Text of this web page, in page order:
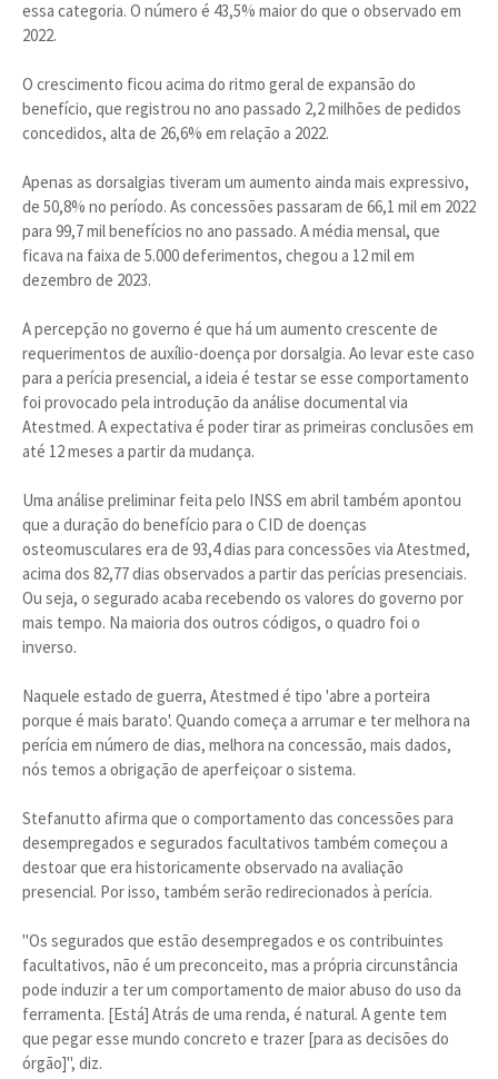
essa categoria. O número é 43,5% maior do que o observado em
2022.
O crescimento ficou acima do ritmo geral de expansão do
benefício, que registrou no ano passado 2,2 milhões de pedidos
concedidos, alta de 26,6% em relação a 2022.
Apenas as dorsalgias tiveram um aumento ainda mais expressivo,
de 50,8% no período. As concessões passaram de 66,1 mil em 2022
para 99,7 mil benefícios no ano passado. A média mensal, que
ficava na faixa de 5.000 deferimentos, chegou a 12 mil em
dezembro de 2023.
A percepção no governo é que há um aumento crescente de
requerimentos de auxílio-doença por dorsalgia. Ao levar este caso
para a perícia presencial, a ideia é testar se esse comportamento
foi provocado pela introdução da análise documental via
Atestmed. A expectativa é poder tirar as primeiras conclusões em
até 12 meses a partir da mudança.
Uma análise preliminar feita pelo INSS em abril também apontou
que a duração do benefício para o CID de doenças
osteomusculares era de 93,4 dias para concessões via Atestmed,
acima dos 82,77 dias observados a partir das perícias presenciais.
Ou seja, o segurado acaba recebendo os valores do governo por
mais tempo. Na maioria dos outros códigos, o quadro foi o
inverso.
Naquele estado de guerra, Atestmed é tipo 'abre a porteira
porque é mais barato'. Quando começa a arrumar e ter melhora na
perícia em número de dias, melhora na concessão, mais dados,
nós temos a obrigação de aperfeiçoar o sistema.
Stefanutto afirma que o comportamento das concessões para
desempregados e segurados facultativos também começou a
destoar que era historicamente observado na avaliação
presencial. Por isso, também serão redirecionados à perícia.
"Os segurados que estão desempregados e os contribuintes
facultativos, não é um preconceito, mas a própria circunstância
pode induzir a ter um comportamento de maior abuso do uso da
ferramenta. [Está] Atrás de uma renda, é natural. A gente tem
que pegar esse mundo concreto e trazer [para as decisões do
órgão]", diz.